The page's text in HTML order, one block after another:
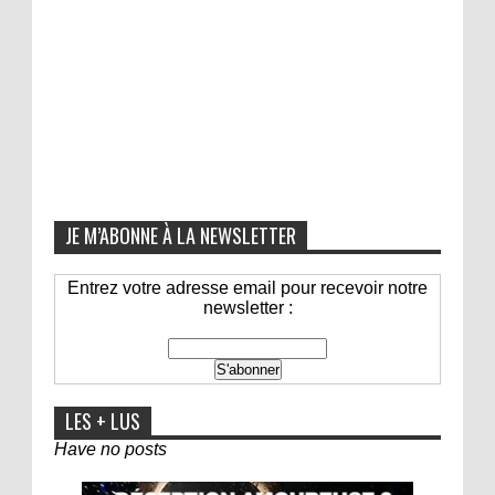
JE M’ABONNE À LA NEWSLETTER
Entrez votre adresse email pour recevoir notre
newsletter :
LES + LUS
Have no posts